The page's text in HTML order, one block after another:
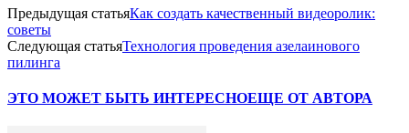
Предыдущая статьяКак создать качественный видеоролик:
советы
Следующая статьяТехнология проведения азелаинового
пилинга
ЭТО МОЖЕТ БЫТЬ ИНТЕРЕСНОЕЩЕ ОТ АВТОРА